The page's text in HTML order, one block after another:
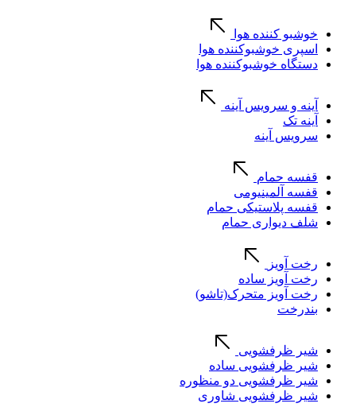
خوشبو کننده هوا
اسپری خوشبوکننده هوا
دستگاه خوشبوکننده هوا
آینه و سرویس آینه
آینه تک
سرویس آینه
قفسه حمام
قفسه آلمینیومی
قفسه پلاستیکی حمام
شلف دیواری حمام
رخت آویز
رخت آویز ساده
رخت آویز متحرک(تاشو)
بندرخت
شیر ظرفشویی
شیر ظرفشویی ساده
شیر ظرفشویی دو منظوره
شیر ظرفشویی شاوری